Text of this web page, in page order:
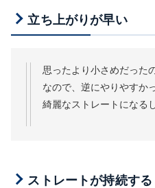
立ち上がりが早い
思ったより小さめだった
なので、逆にやりやすか
綺麗なストレートになる
ストレートが持続する